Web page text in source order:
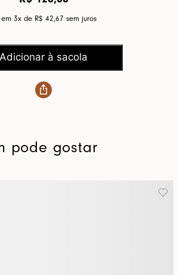
em 3x de R$ 42,67 sem juros
Adicionar à sacola
pode gostar